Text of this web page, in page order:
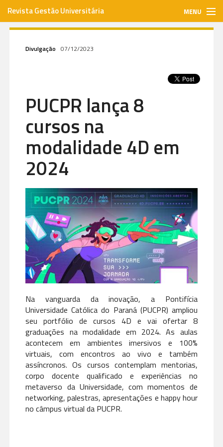
Revista Gestão Universitária MENU
Envie seu artigo
Assinar
Contato
Divulgação 07/12/2023
PUCPR lança 8
cursos na
modalidade 4D em
2024
Na vanguarda da inovação, a Pontifícia
Universidade Católica do Paraná (PUCPR) ampliou
seu portfólio de cursos 4D e vai ofertar 8
graduações na modalidade em 2024. As aulas
acontecem em ambientes imersivos e 100%
virtuais, com encontros ao vivo e também
assíncronos. Os cursos contemplam mentorias,
corpo docente qualificado e experiências no
metaverso da Universidade, com momentos de
networking, palestras, apresentações e happy hour
no câmpus virtual da PUCPR.